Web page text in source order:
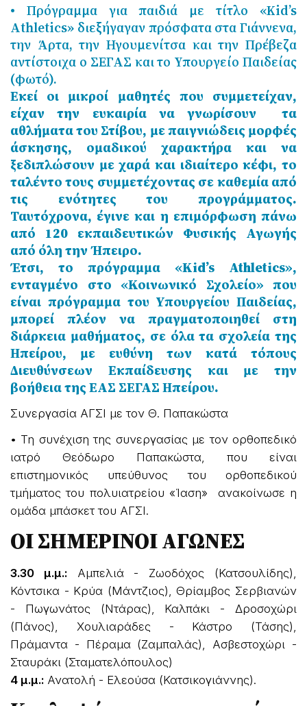
• Πρόγραμμα για παιδιά με τίτλο «Kid’s
Athletics» διεξήγαγαν πρόσφατα στα Γιάννενα,
την Άρτα, την Ηγουμενίτσα και την Πρέβεζα
αντίστοιχα ο ΣΕΓΑΣ και το Υπουργείο Παιδείας
(φωτό).
Εκεί οι μικροί μαθητές που συμμετείχαν,
είχαν την ευκαιρία να γνωρίσουν τα
αθλήματα του Στίβου, με παιγνιώδεις μορφές
άσκησης, ομαδικού χαρακτήρα και να
ξεδιπλώσουν με χαρά και ιδιαίτερο κέφι, το
ταλέντο τους συμμετέχοντας σε καθεμία από
τις ενότητες του προγράμματος.
Ταυτόχρονα, έγινε και η επιμόρφωση πάνω
από 120 εκπαιδευτικών Φυσικής Αγωγής
από όλη την Ήπειρο.
Έτσι, το πρόγραμμα «Kid’s Athletics»,
ενταγμένο στο «Κοινωνικό Σχολείο» που
είναι πρόγραμμα του Υπουργείου Παιδείας,
μπορεί πλέον να πραγματοποιηθεί στη
διάρκεια μαθήματος, σε όλα τα σχολεία της
Ηπείρου, με ευθύνη των κατά τόπους
Διευθύνσεων Εκπαίδευσης και με την
βοήθεια της ΕΑΣ ΣΕΓΑΣ Ηπείρου.
Συνεργασία ΑΓΣΙ με τον Θ. Παπακώστα
• Τη συνέχιση της συνεργασίας με τον ορθοπεδικό
ιατρό Θεόδωρο Παπακώστα, που είναι
επιστημονικός υπεύθυνος του ορθοπεδικού
τμήματος του πολυιατρείου «Ίαση» ανακοίνωσε η
ομάδα μπάσκετ του ΑΓΣΙ.
ΟΙ ΣΗΜΕΡΙΝΟΙ ΑΓΩΝΕΣ
3.30 μ.μ.:Αμπελιά - Ζωοδόχος (Κατσουλίδης),
Κόντσικα - Κρύα (Μάντζιος), Θρίαμβος Σερβιανών
- Πωγωνάτος (Ντάρας), Καλπάκι - Δροσοχώρι
(Πάνος), Χουλιαράδες - Κάστρο (Τάσης),
Πράμαντα - Πέραμα (Ζαμπαλάς), Ασβεστοχώρι -
Σταυράκι (Σταματελόπουλος)
4 μ.μ.: Ανατολή - Ελεούσα (Κατσικογιάννης).